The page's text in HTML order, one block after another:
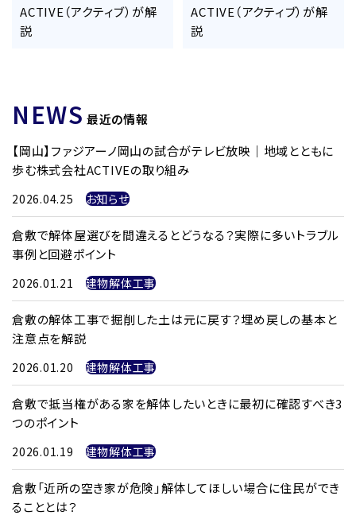
ACTIVE（アクティブ）が解
説
ACTIVE（アクティブ）が解
説
NEWS 最近の情報
【岡山】ファジアーノ岡山の試合がテレビ放映｜地域とともに
歩む株式会社ACTIVEの取り組み
2026.04.25 お知らせ
倉敷で解体屋選びを間違えるとどうなる？実際に多いトラブル
事例と回避ポイント
2026.01.21 建物解体工事
倉敷の解体工事で掘削した土は元に戻す？埋め戻しの基本と
注意点を解説
2026.01.20 建物解体工事
倉敷で抵当権がある家を解体したいときに最初に確認すべき3
つのポイント
2026.01.19 建物解体工事
倉敷「近所の空き家が危険」解体してほしい場合に住民ができ
ることとは？